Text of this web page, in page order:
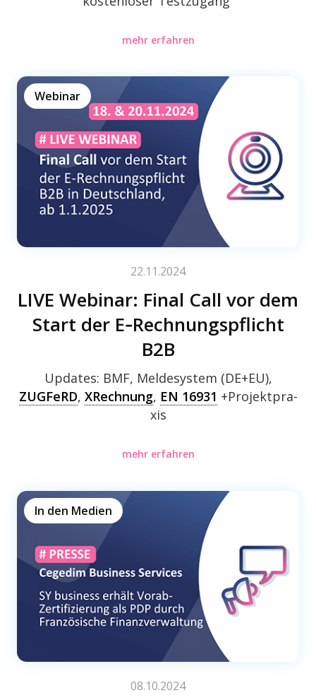
mehr erfahren
22.11.2024
LIVE Webi­nar: Final Call vor dem
Start der E‑Rechnungspflicht
B2B
Webinar
Updates: BMF, Melde­sys­tem (DE+EU),
ZUGFeRD, XRech­nung, EN 16931 +Projekt­pra­
xis
mehr erfahren
08.10.2024
In den Medien